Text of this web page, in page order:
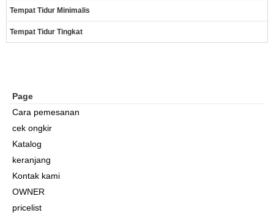
Tempat Tidur Minimalis
Tempat Tidur Tingkat
Page
Cara pemesanan
cek ongkir
Katalog
keranjang
Kontak kami
OWNER
pricelist